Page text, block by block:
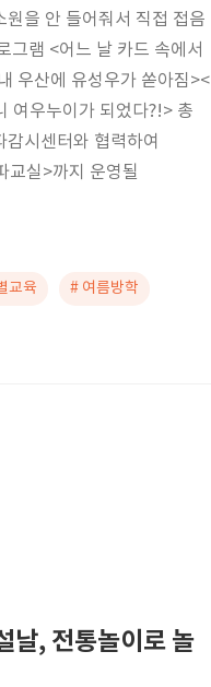
을 안 들어줘서 직접 접음
그램 <어느 날 카드 속에서
우산에 유성우가 쏟아짐><
여우누이가 되었다?!> 총
시센터와 협력하여
교실>까지 운영될
교육 # 여름방학
날, 전통놀이로 놀